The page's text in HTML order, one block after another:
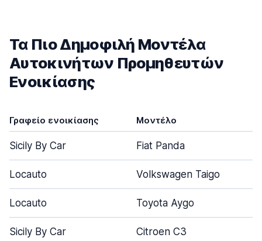
Τα Πιο Δημοφιλή Μοντέλα
Αυτοκινήτων Προμηθευτών
Ενοικίασης
Γραφείο ενοικίασης Μοντέλο
Sicily By Car Fiat Panda
Locauto Volkswagen Taigo
Locauto Toyota Aygo
Sicily By Car Citroen C3